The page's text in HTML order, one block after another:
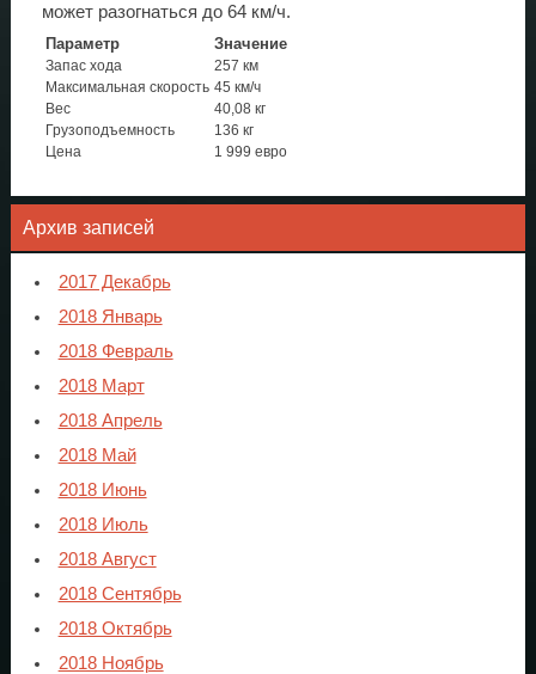
может разогнаться до 64 км/ч.
Параметр Значение
Запас хода
257 км
Максимальная скорость 45 км/ч
Вес
40,08 кг
Грузоподъемность
136 кг
Цена
1 999 евро
Архив записей
2017 Декабрь
2018 Январь
2018 Февраль
2018 Март
2018 Апрель
2018 Май
2018 Июнь
2018 Июль
2018 Август
2018 Сентябрь
2018 Октябрь
2018 Ноябрь